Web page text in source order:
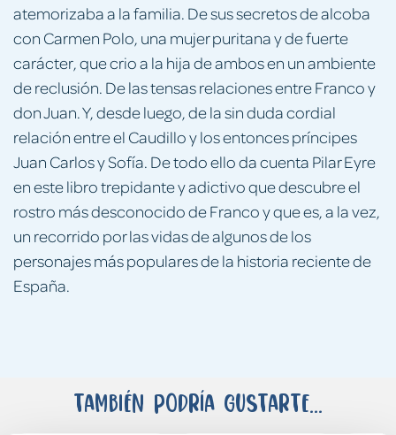
atemorizaba a la familia. De sus secretos de alcoba
con Carmen Polo, una mujer puritana y de fuerte
carácter, que crio a la hija de ambos en un ambiente
de reclusión. De las tensas relaciones entre Franco y
don Juan. Y, desde luego, de la sin duda cordial
relación entre el Caudillo y los entonces príncipes
Juan Carlos y Sofía. De todo ello da cuenta Pilar Eyre
en este libro trepidante y adictivo que descubre el
rostro más desconocido de Franco y que es, a la vez,
un recorrido por las vidas de algunos de los
personajes más populares de la historia reciente de
España.
También podría gustarte...